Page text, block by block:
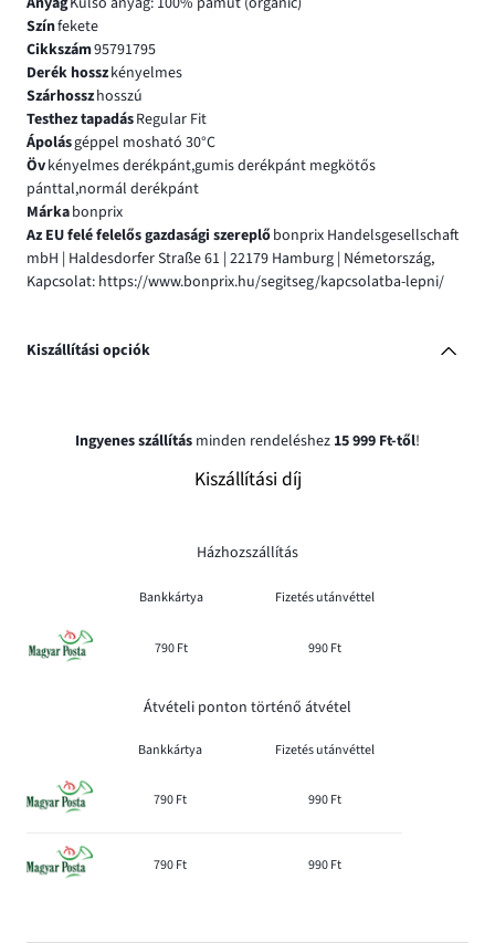
Színfekete
Cikkszám95791795
Derék hosszkényelmes
Szárhosszhosszú
Testhez tapadásRegular Fit
Ápolásgéppel mosható 30°C
Övkényelmes derékpánt,gumis derékpánt megkötős
pánttal,normál derékpánt
Márkabonprix
Az EU felé felelős gazdasági szereplőbonprix Handelsgesellschaft
mbH | Haldesdorfer Straße 61 | 22179 Hamburg | Németország,
Kapcsolat: https://www.bonprix.hu/segitseg/kapcsolatba-lepni/
Kiszállítási opciók
Ingyenes szállítás minden rendeléshez 15 999 Ft-től!
Kiszállítási díj
Házhozszállítás
Bankkártya Fizetés utánvéttel
790 Ft 990 Ft
Átvételi ponton történő átvétel
Bankkártya Fizetés utánvéttel
790 Ft 990 Ft
790 Ft 990 Ft